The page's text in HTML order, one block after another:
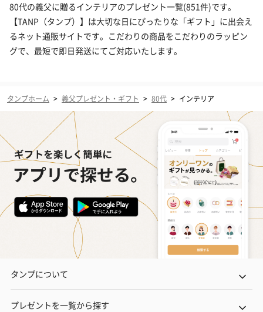
80代の義父に贈るインテリアのプレゼント一覧(851件)です。
【TANP（タンプ）】は大切な日にぴったりな「ギフト」に出会え
るネット通販サイトです。こだわりの商品をこだわりのラッピン
グで、最短で即日発送にてご対応いたします。
タンプホーム > 義父プレゼント・ギフト > 80代 > インテリア
タンプについて
プレゼントを一覧から探す